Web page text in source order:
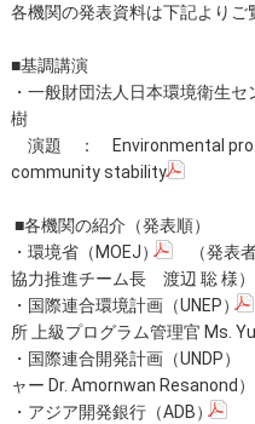
各機関の発表資料は下記よりご
■基調講演
・一般財団法人日本環境衛
樹
演題 ：
Environmental
community stability
■各機関の紹介（発表順）
・ 環境省（MOEJ）
（発表
協力推進チーム長 渡辺 聡 様）
・ 国際連合環境計画（UNEP）
所 上級プログラム管理官 Ms.
・国際連合開発計画（UNDP
ャー Dr. Amornwan Resanond）
・ アジア開発銀行（ADB）